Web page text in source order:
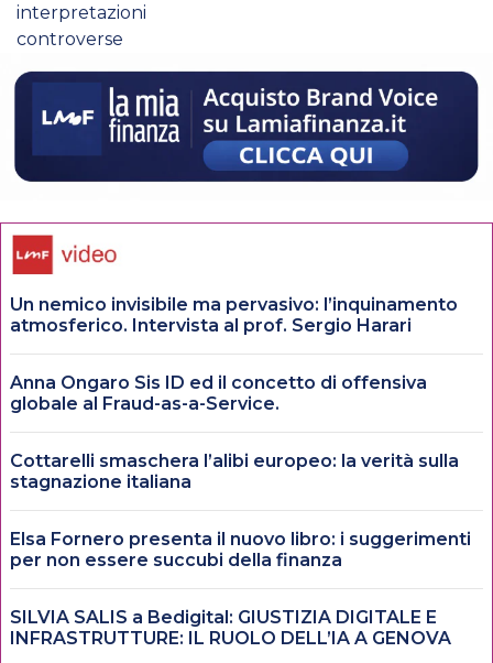
interpretazioni
controverse
Un nemico invisibile ma pervasivo: l’inquinamento
atmosferico. Intervista al prof. Sergio Harari
Anna Ongaro Sis ID ed il concetto di offensiva
globale al Fraud-as-a-Service.
Cottarelli smaschera l’alibi europeo: la verità sulla
stagnazione italiana
Elsa Fornero presenta il nuovo libro: i suggerimenti
per non essere succubi della finanza
SILVIA SALIS a Bedigital: GIUSTIZIA DIGITALE E
INFRASTRUTTURE: IL RUOLO DELL’IA A GENOVA